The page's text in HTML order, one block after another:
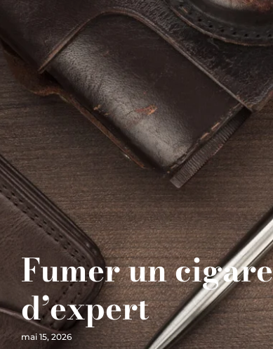
Fumer un
d’expert
mai 15, 2026